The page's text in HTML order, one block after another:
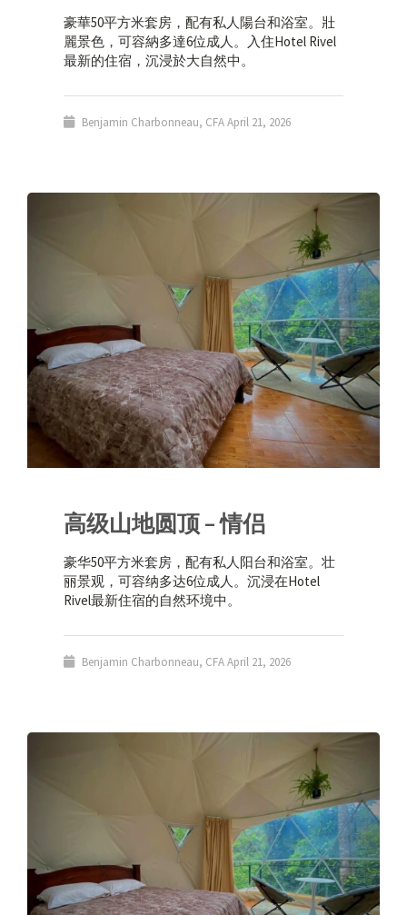
豪華50平方米套房，配有私人陽台和浴室。壯
麗景色，可容納多達6位成人。入住Hotel Rivel
最新的住宿，沉浸於大自然中。
Benjamin Charbonneau, CFAApril 21, 2026
高级山地圆顶 – 情侣
豪华50平方米套房，配有私人阳台和浴室。壮
丽景观，可容纳多达6位成人。沉浸在Hotel
Rivel最新住宿的自然环境中。
Benjamin Charbonneau, CFAApril 21, 2026